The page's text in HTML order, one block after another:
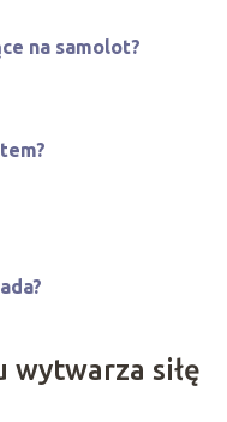
na samolot?
wytwarza siłę